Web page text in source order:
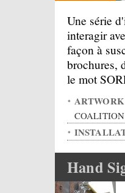
Une série
interagir
façon à
brochures,
le mot
COALITION
Hand